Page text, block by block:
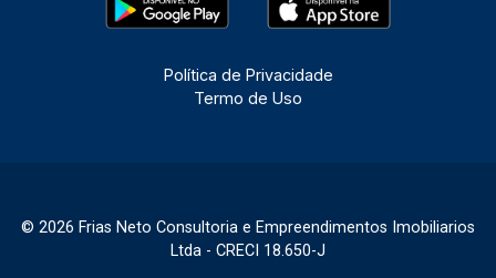
Política de Privacidade
Termo de Uso
© 2026 Frias Neto Consultoria e Empreendimentos Imobiliarios
Ltda - CRECI 18.650-J